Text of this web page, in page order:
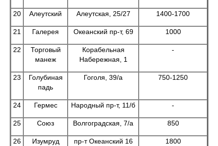
20 Алеутский Алеутская, 25/27 1400-1700
21 Галерея Океанский пр-т, 69 1000
22
Торговый
манеж
Корабельная
Набережная, 1
-
23
Голубиная
падь
Гоголя, 39/а 750-1250
24 Гермес Народный пр-т, 11/б -
25 Союз Волгоградская, 7/а 850
26
Изумруд
пр-т Океанский 16 1800